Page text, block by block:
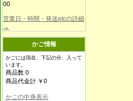
00
営業日・時間・発送etcの詳細
→
かご情報
かごには現在、下記の分、入って
います。
商品数 0
商品代金計 ￥0
かごの中身表示